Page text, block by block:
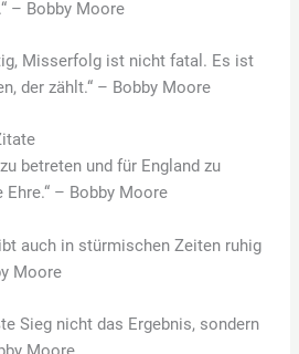
– Bobby Moore
Misserfolg ist nicht fatal. Es ist
der zählt.“ – Bobby Moore
betreten und für England zu
– Bobby Moore
auch in stürmischen Zeiten ruhig
Moore
Sieg nicht das Ergebnis, sondern